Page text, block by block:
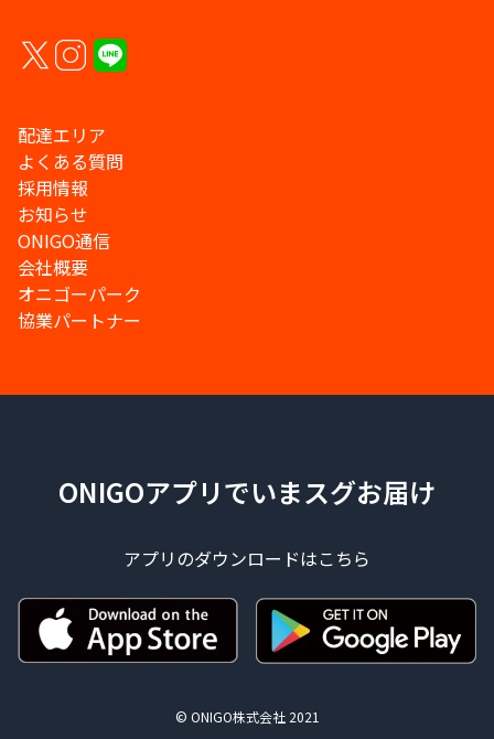
配達エリア
よくある質問
採用情報
お知らせ
ONIGO通信
会社概要
オニゴーパーク
協業パートナー
ONIGOアプリでいまスグお届け
アプリのダウンロードはこちら
© ONIGO株式会社 2021